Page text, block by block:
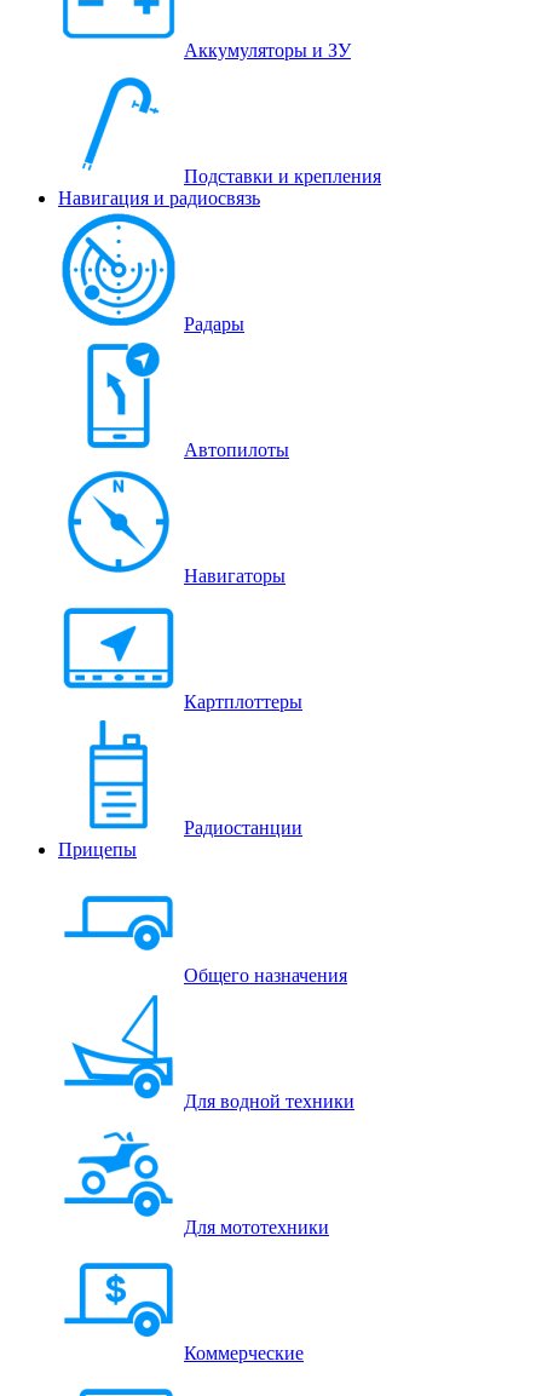
Аккумуляторы и ЗУ
Подставки и крепления
Навигация и радиосвязь
Радары
Автопилоты
Навигаторы
Картплоттеры
Радиостанции
Прицепы
Общего назначения
Для водной техники
Для мототехники
Коммерческие